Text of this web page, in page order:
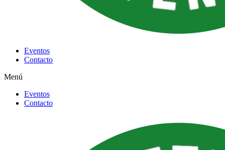
Eventos
Contacto
Menú
Eventos
Contacto